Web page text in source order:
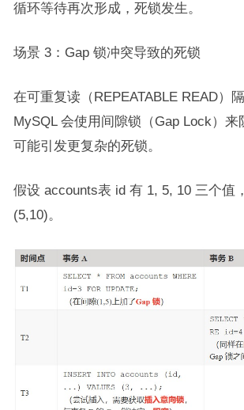
循环等待再次形成，死锁发生。
场景 3：Gap 锁冲突导致的死锁
在可重复读（REPEATABLE READ）
MySQL 会使用间隙锁（Gap Lock）来
可能引发更复杂的死锁。
假设 accounts表 id 有 1, 5, 10 三个值
(5,10)。